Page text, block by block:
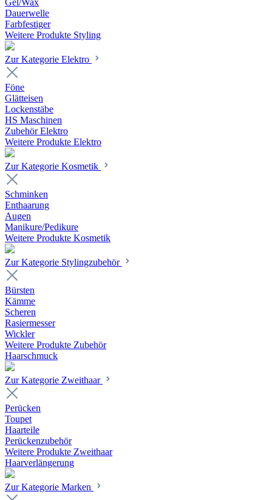
Gel/Wax
Dauerwelle
Farbfestiger
Weitere Produkte Styling
Zur Kategorie Elektro
Föne
Glätteisen
Lockenstäbe
HS Maschinen
Zubehör Elektro
Weitere Produkte Elektro
Zur Kategorie Kosmetik
Schminken
Enthaarung
Augen
Manikure/Pedikure
Weitere Produkte Kosmetik
Zur Kategorie Stylingzubehör
Bürsten
Kämme
Scheren
Rasiermesser
Wickler
Weitere Produkte Zubehör
Haarschmuck
Zur Kategorie Zweithaar
Perücken
Toupet
Haarteile
Perückenzubehör
Weitere Produkte Zweithaar
Haarverlängerung
Zur Kategorie Marken